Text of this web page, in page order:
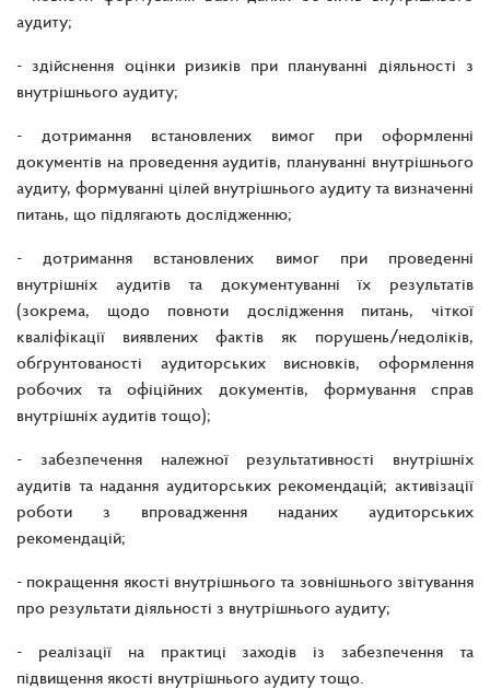
аудиту;
- здійснення оцінки ризиків при плануванні діяльності з
внутрішнього аудиту;
- дотримання встановлених вимог при оформленні
документів на проведення аудитів, плануванні внутрішнього
аудиту, формуванні цілей внутрішнього аудиту та визначенні
питань, що підлягають дослідженню;
- дотримання встановлених вимог при проведенні
внутрішніх аудитів та документуванні їх результатів
(зокрема, щодо повноти дослідження питань, чіткої
кваліфікації виявлених фактів як порушень/недоліків,
обґрунтованості аудиторських висновків, оформлення
робочих та офіційних документів, формування справ
внутрішніх аудитів тощо);
- забезпечення належної результативності внутрішніх
аудитів та надання аудиторських рекомендацій; активізації
роботи з впровадження наданих аудиторських
рекомендацій;
- покращення якості внутрішнього та зовнішнього звітування
про результати діяльності з внутрішнього аудиту;
- реалізації на практиці заходів із забезпечення та
підвищення якості внутрішнього аудиту тощо.